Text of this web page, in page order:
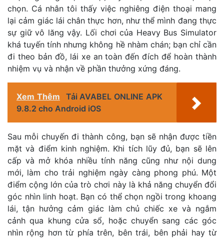
chọn. Cá nhân tôi thấy việc nghiêng điện thoại mang
lại cảm giác lái chân thực hơn, như thể mình đang thực
sự giữ vô lăng vậy. Lối chơi của Heavy Bus Simulator
khá tuyến tính nhưng không hề nhàm chán; bạn chỉ cần
đi theo bản đồ, lái xe an toàn đến đích để hoàn thành
nhiệm vụ và nhận về phần thưởng xứng đáng.
Xem Thêm
Tải AVABEL ONLINE APK
9.8.2 cho Android iOS
Sau mỗi chuyến đi thành công, bạn sẽ nhận được tiền
mặt và điểm kinh nghiệm. Khi tích lũy đủ, bạn sẽ lên
cấp và mở khóa nhiều tính năng cũng như nội dung
mới, làm cho trải nghiệm ngày càng phong phú. Một
điểm cộng lớn của trò chơi này là khả năng chuyển đổi
góc nhìn linh hoạt. Bạn có thể chọn ngồi trong khoang
lái, tận hưởng cảm giác làm chủ chiếc xe và ngắm
cảnh qua khung cửa sổ, hoặc chuyển sang các góc
nhìn rộng hơn từ phía trên, bên trái, bên phải hay từ